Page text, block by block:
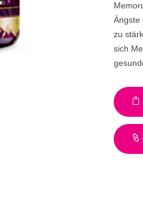
Ängste
zu
sich